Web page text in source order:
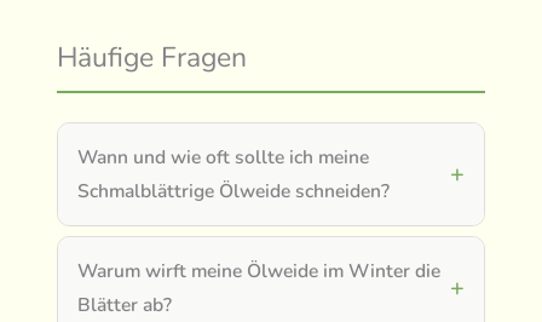
Häufige Fragen
Wann und wie oft sollte ich meine
Schmalblättrige Ölweide schneiden?
Warum wirft meine Ölweide im Winter die
Blätter ab?